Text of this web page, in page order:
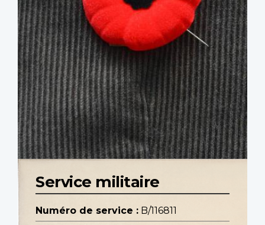
Service militaire
Numéro de service : B/116811